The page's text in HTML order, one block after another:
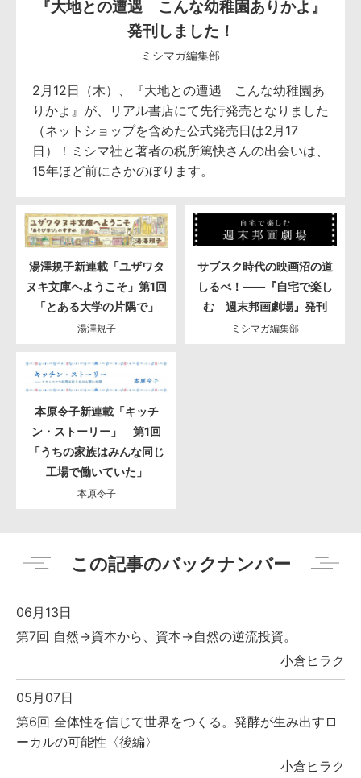
『大地との遭遇 こんな幼稚園ありかよ』
発刊しました！
ミシマガ編集部
2月12日（木）、『大地との遭遇 こんな幼稚園あ
りかよ』が、リアル書店にて先行発売となりました
（ネットショップを含めた公式発売日は2月17
日）！ミシマ社と著者の税所篤快さんの出会いは、
15年ほど前にさかのぼります。
湯澤規子新連載「ユザワタ
ヌキ文庫へようこそ」第1回
「とある大学の片隅で」
湯澤規子
サブスク時代の映画沼の道
しるべ！――『自宅で楽し
む 週末邦画劇場』発刊
ミシマガ編集部
本原令子新連載「キッチ
ン・ストーリー」 第1回
「うちの家族はみんな同じ
工場で働いていた」
本原令子
この記事のバックナンバー
06月13日
第7回 自然→資本から、資本→自然の逆流投資。
小倉ヒラク
05月07日
第6回 全体性を信じて世界をつくる。発酵が生み出すロ
ーカルの可能性〈後編〉
小倉ヒラク